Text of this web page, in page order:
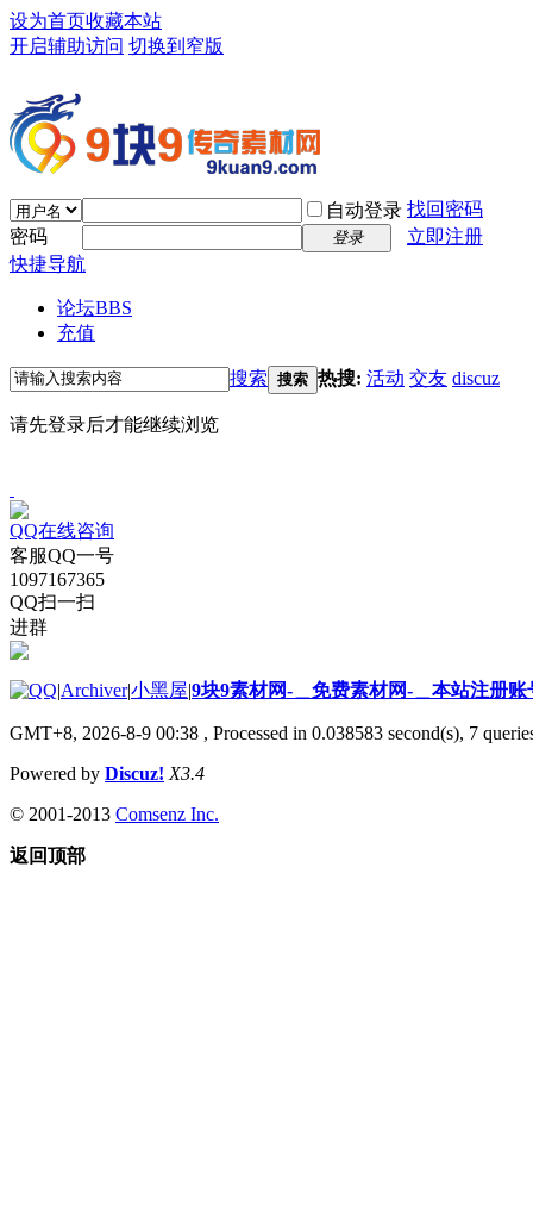
设为首页收藏本站
开启辅助访问 切换到窄版
自动登录 找回密码
密码
登录
立即注册
快捷导航
论坛BBS
充值
搜索 搜索 热搜: 活动 交友 discuz
请先登录后才能继续浏览
QQ在线咨询
客服QQ一号
1097167365
QQ扫一扫
进群
|Archiver|小黑屋|9块9素材网-＿免费素材网-＿本站注册账
GMT+8, 2026-8-9 00:38 , Processed in 0.038583 second(s), 7
Powered by Discuz! X3.4
© 2001-2013 Comsenz Inc.
返回顶部